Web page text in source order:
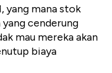
yang mana stok
cenderung
mau mereka akan
biaya